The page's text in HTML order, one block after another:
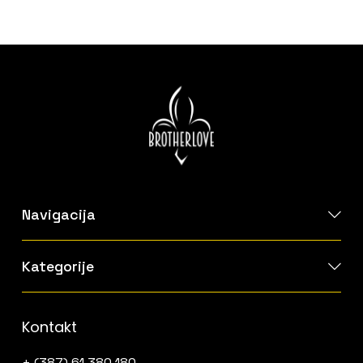
Navigacija
Kategorije
Kontakt